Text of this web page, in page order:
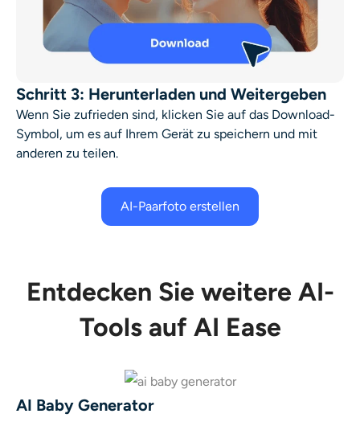
Schritt 3: Herunterladen und Weitergeben
Wenn Sie zufrieden sind, klicken Sie auf das Download-
Symbol, um es auf Ihrem Gerät zu speichern und mit
anderen zu teilen.
AI-Paarfoto erstellen
Entdecken Sie weitere AI-
Tools auf AI Ease
AI Baby Generator